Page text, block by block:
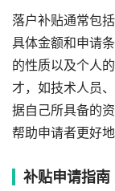
落户补贴通常包
具体金额和申请
的性质以及个人
才，如技术人员
据自己所具备的
帮助申请者更好
补贴申请指南